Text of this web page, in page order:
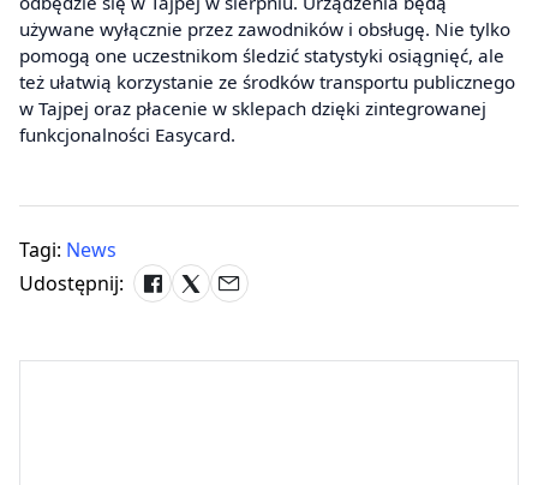
używane wyłącznie przez zawodników i obsługę. Nie tylko
pomogą one uczestnikom śledzić statystyki osiągnięć, ale
też ułatwią korzystanie ze środków transportu publicznego
w Tajpej oraz płacenie w sklepach dzięki zintegrowanej
funkcjonalności Easycard.
Tagi: News
Udostępnij: